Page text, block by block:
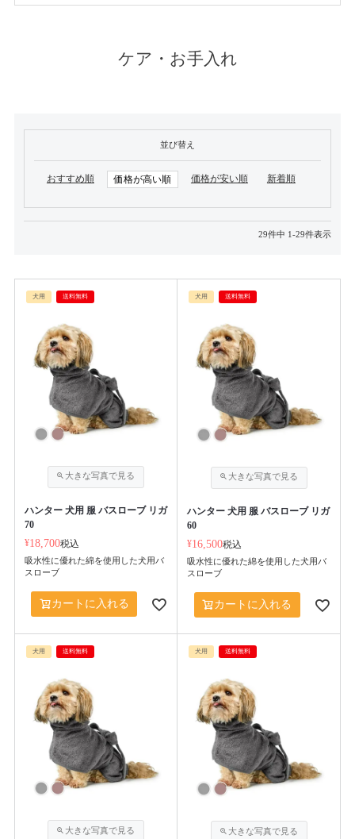
ケア・お手入れ
並び替え
おすすめ順 価格が高い順 価格が安い順 新着順
29件中 1-29件表示
犬用 送料無料
ハンター 犬用 服 バスローブ リガ
70
¥18,700税込
吸水性に優れた綿を使用した犬用バ
スローブ
カートに入れる
犬用 送料無料
ハンター 犬用 服 バスローブ リガ
60
¥16,500税込
吸水性に優れた綿を使用した犬用バ
スローブ
カートに入れる
犬用 送料無料 犬用 送料無料